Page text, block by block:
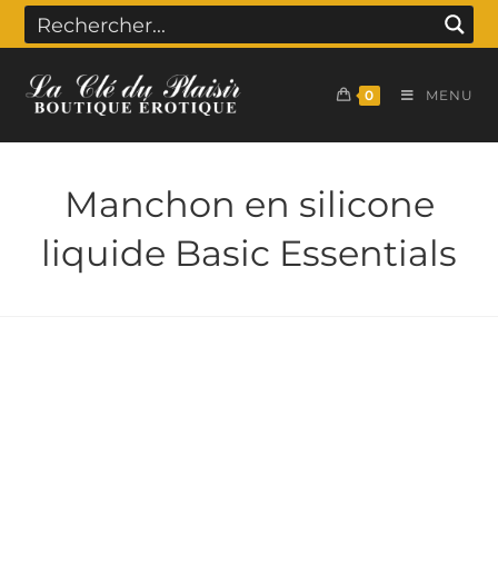
0 MENU
Manchon en silicone
liquide Basic Essentials